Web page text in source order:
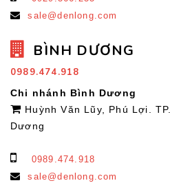
sale@denlong.com
BÌNH DƯƠNG
0989.474.918
Chi nhánh Bình Dương
Huỳnh Văn Lũy, Phú Lợi.
Dương
0989.474.918
sale@denlong.com